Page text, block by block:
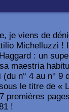
je viens de
Michelluzzi
: un
maestria
n° 4 au n° 9
le titre de «
premières
!